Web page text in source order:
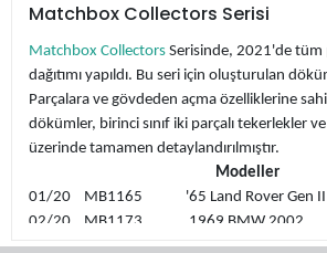
özellikle 2004'te "35. Yıldönümü Superfast"
"Superfast'ın 50. Yıldönümü" serisinin
yıllarda koleksiyoncuların yeniden gözdesi
Matchbox Collectors Serisi
Matchbox Collectors Serisinde, 2021'de tüm
dağıtımı yapıldı. Bu seri için oluşturulan
Parçalara ve gövdeden açma özelliklerine
dökümler, birinci sınıf iki parçalı tekerlekler
üzerinde tamamen detaylandırılmıştır.
Modeller
01/20 MB1165 '65 Land Rover Gen
02/20 MB1173 1969 BMW
03/20 MB1143 1963 Chevy C/10